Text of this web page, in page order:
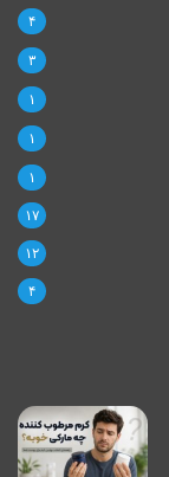
۴
۳
۱
۱
۱
۱۷
۱۲
۴